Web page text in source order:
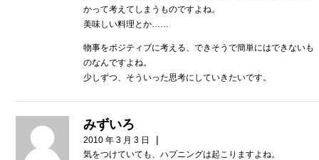
かって考えてしまうものですよね。
美味しい料理とか……
物事をポジティブに考える、できそうで簡単にはできないも
のなんですよね。
少しずつ、そういった思考にしていきたいです。
みずいろ
2010 年 3 月 3 日 |
気をつけていても、ハプニングは起こりますよね。